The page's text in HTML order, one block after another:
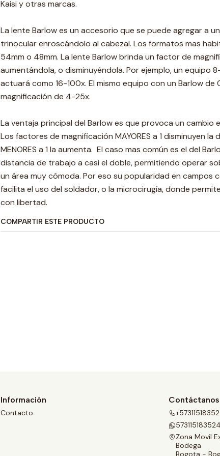
Kaisi y otras marcas.
La lente Barlow es un accesorio que se puede agregar a
trinocular enroscándolo al cabezal. Los formatos mas
54mm o 48mm. La lente Barlow brinda un factor de
aumentándola, o disminuyéndola. Por ejemplo, un equipo
actuará como 16-100x. El mismo equipo con un Barlow de
magnificación de 4-25x.
La ventaja principal del Barlow es que provoca un cambio
Los factores de magnificación MAYORES a 1 disminuyen
MENORES a 1 la aumenta. El caso mas común es el del
distancia de trabajo a casi el doble, permitiendo operar
un área muy cómoda. Por eso su popularidad en campos
facilita el uso del soldador, o la microcirugía, donde
con libertad.
COMPARTIR ESTE PRODUCTO
Información
Contacto
Contáctanos
573115183524
Zona Movil
Bodega
Bogota -